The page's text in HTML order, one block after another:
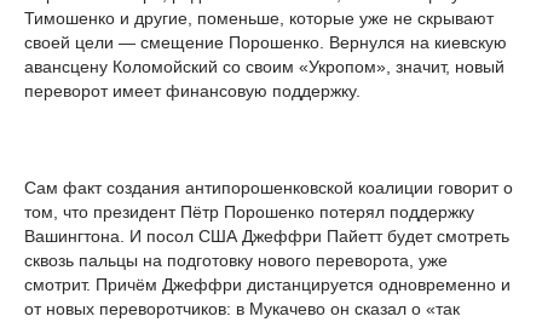
Тимошенко и другие, поменьше, которые уже не скрывают
своей цели — смещение Порошенко. Вернулся на киевскую
авансцену Коломойский со своим «Укропом», значит, новый
переворот имеет финансовую поддержку.
Сам факт создания антипорошенковской коалиции говорит о
том, что президент Пётр Порошенко потерял поддержку
Вашингтона. И посол США Джеффри Пайетт будет смотреть
сквозь пальцы на подготовку нового переворота, уже
смотрит. Причём Джеффри дистанцируется одновременно и
от новых переворотчиков: в Мукачево он сказал о «так